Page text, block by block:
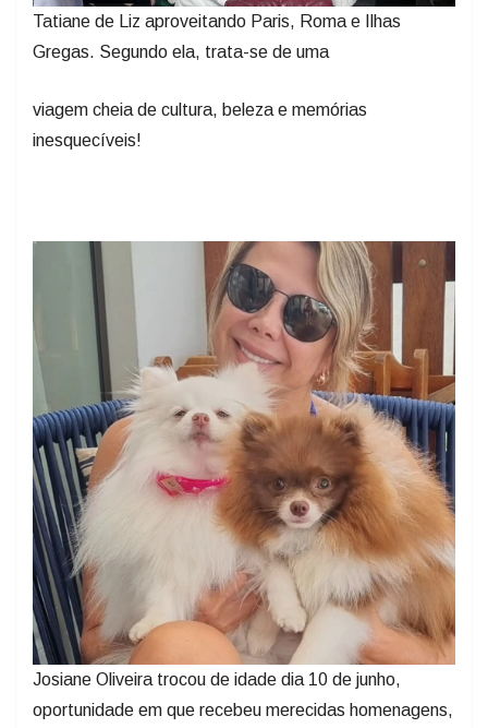
Tatiane de Liz aproveitando Paris, Roma e Ilhas
Gregas. Segundo ela, trata-se de uma
viagem cheia de cultura, beleza e memórias
inesquecíveis!
Josiane Oliveira trocou de idade dia 10 de junho,
oportunidade em que recebeu merecidas homenagens,